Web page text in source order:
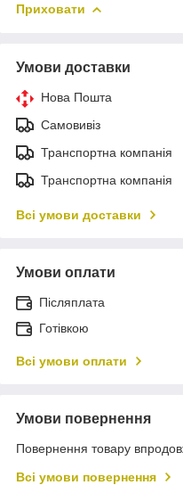
Приховати
Умови доставки
Нова Пошта
Самовивіз
Транспортна компанія
Транспортна компанія
Всі умови доставки
Умови оплати
Післяплата
Готівкою
Всі умови оплати
Умови повернення
Повернення товару
Всі умови повернення